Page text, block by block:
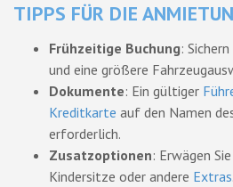
TIPPS FÜR DIE
Frühzeitige Buchung:
und eine größere
Dokumente: Ein gültiger
Kreditkarte auf den Namen
erforderlich.
Zusatzoptionen: Erwägen
Kindersitze oder andere Extras